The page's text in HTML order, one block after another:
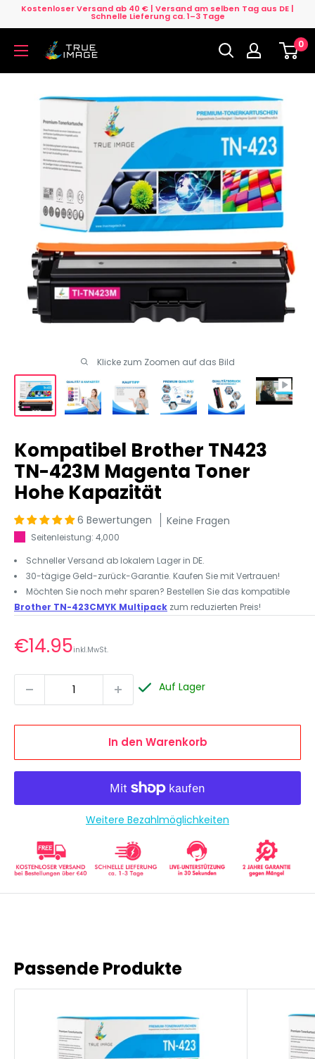
Direkt
zum
Inhalt
Kostenloser Versand ab 40 € | Versand am selben Tag aus DE |
Schnelle Lieferung ca. 1–3 Tage
True
0
Klicke zum Zoomen auf das Bild
Kompatibel Brother TN423
TN-423M Magenta Toner
Hohe Kapazität
6 Bewertungen Keine Fragen
Seitenleistung: 4,000
Schneller Versand ab lokalem Lager in DE.
30-tägige Geld-zurück-Garantie. Kaufen Sie mit Vertrauen!
Möchten Sie noch mehr sparen? Bestellen Sie das kompatible
Brother TN-423CMYK Multipack zum reduzierten Preis!
Sonderpreis
€14.95inkl.MwSt.
Auf Lager
In den Warenkorb
Weitere Bezahlmöglichkeiten
Passende Produkte